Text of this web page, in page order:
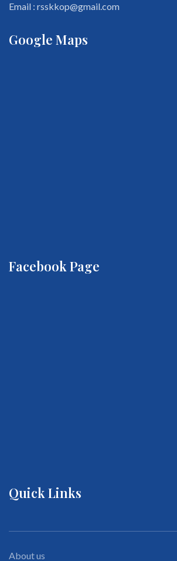
Email : rsskkop@gmail.com
Google Maps
Facebook Page
Quick Links
About us